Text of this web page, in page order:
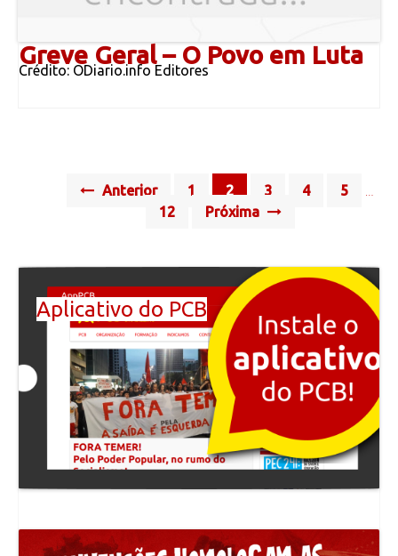
Greve Geral – O Povo em Luta
Crédito: ODiario.info Editores
Anterior 1 2 3 4 5
12 Próxima
Aplicativo do PCB